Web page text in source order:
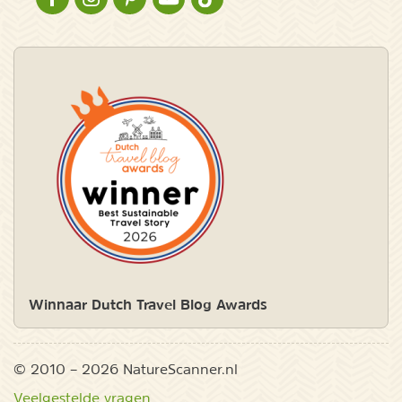
Winnaar Dutch Travel Blog Awards
© 2010 – 2026 NatureScanner.nl
Veelgestelde vragen